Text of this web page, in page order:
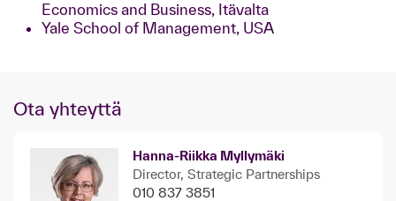
Economics and Business, Itävalta
Yale School of Management, USA
Ota yhteyttä
Hanna-Riikka Myllymäki
Director, Strategic Partnerships
010 837 3851